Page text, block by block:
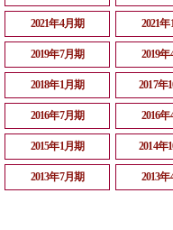
2021年4月期 2021
2019年7月期 2019
2018年1月期 2017年
2016年7月期 2016
2015年1月期 2014年
2013年7月期 2013